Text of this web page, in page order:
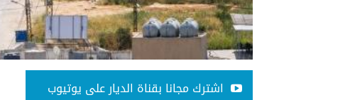
اشترك مجانا بقناة الديار على يوتيوب